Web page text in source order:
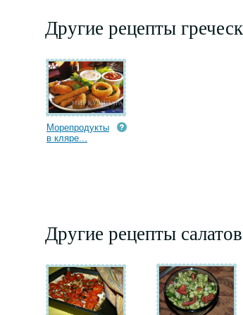
Другие рецепты
Морепродукты
в кляре...
Другие рецепты салатов